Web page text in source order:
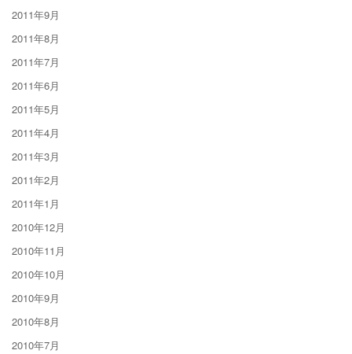
2011年9月
2011年8月
2011年7月
2011年6月
2011年5月
2011年4月
2011年3月
2011年2月
2011年1月
2010年12月
2010年11月
2010年10月
2010年9月
2010年8月
2010年7月